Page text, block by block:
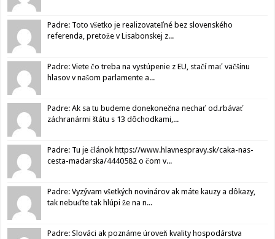
Padre: Toto všetko je realizovateľné bez slovenského
referenda, pretože v Lisabonskej z...
Padre: Viete čo treba na vystúpenie z EU, stačí mať väčšinu
hlasov v našom parlamente a...
Padre: Ak sa tu budeme donekonečna nechať od.rbávať
záchranármi štátu s 13 dôchodkami,...
Padre: Tu je článok https://www.hlavnespravy.sk/caka-nas-
cesta-madarska/4440582 o čom v...
Padre: Vyzývam všetkých novinárov ak máte kauzy a dôkazy,
tak nebuďte tak hlúpi že na n...
Padre: Slováci ak poznáme úroveň kvality hospodárstva